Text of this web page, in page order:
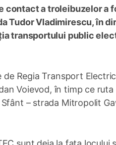
contact a troleibuzelor
Tudor Vladimirescu, în
transportului public
Regia Transport
Voievod, în timp ce
– strada Mitropolit